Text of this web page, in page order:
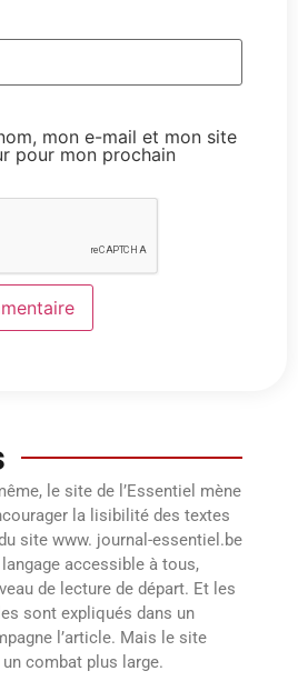
mon e-mail et mon site
pour mon prochain
le site de l’Essentiel mène
la lisibilité des textes
site www. journal-essentiel.be
accessible à tous,
de lecture de départ. Et les
sont expliqués dans un
l’article. Mais le site
combat plus large.